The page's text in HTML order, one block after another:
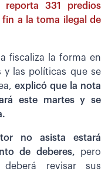
reporta 331 predios
fin a la toma ilegal de
fiscaliza la forma en
y las políticas que se
explicó que la nota
este martes y se
no asista estará
de deberes, pero
revisar sus